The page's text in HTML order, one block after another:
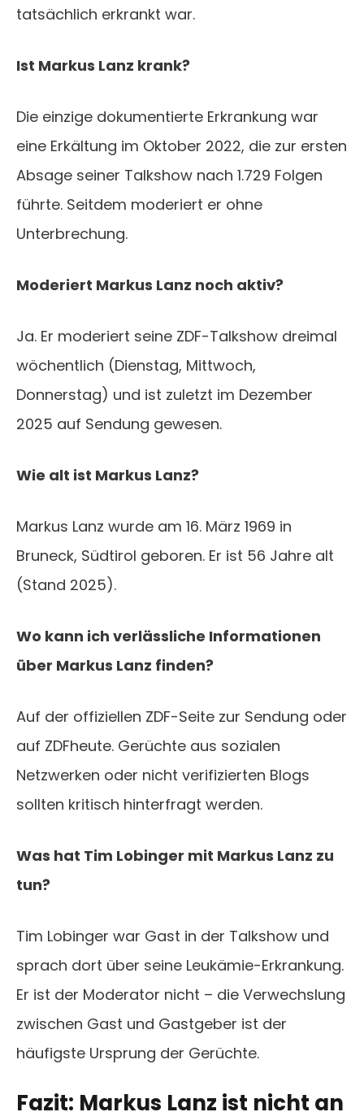
tatsächlich erkrankt war.
Ist Markus Lanz krank?
Die einzige dokumentierte Erkrankung war
eine Erkältung im Oktober 2022, die zur ersten
Absage seiner Talkshow nach 1.729 Folgen
führte. Seitdem moderiert er ohne
Unterbrechung.
Moderiert Markus Lanz noch aktiv?
Ja. Er moderiert seine ZDF-Talkshow dreimal
wöchentlich (Dienstag, Mittwoch,
Donnerstag) und ist zuletzt im Dezember
2025 auf Sendung gewesen.
Wie alt ist Markus Lanz?
Markus Lanz wurde am 16. März 1969 in
Bruneck, Südtirol geboren. Er ist 56 Jahre alt
(Stand 2025).
Wo kann ich verlässliche Informationen
über Markus Lanz finden?
Auf der offiziellen ZDF-Seite zur Sendung oder
auf ZDFheute. Gerüchte aus sozialen
Netzwerken oder nicht verifizierten Blogs
sollten kritisch hinterfragt werden.
Was hat Tim Lobinger mit Markus Lanz zu
tun?
Tim Lobinger war Gast in der Talkshow und
sprach dort über seine Leukämie-Erkrankung.
Er ist der Moderator nicht – die Verwechslung
zwischen Gast und Gastgeber ist der
häufigste Ursprung der Gerüchte.
Fazit: Markus Lanz ist nicht an